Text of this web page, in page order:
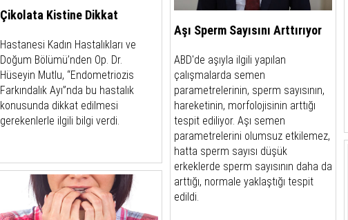
Çikolata Kistine Dikkat
Hastanesi Kadın Hastalıkları ve
Doğum Bölümü’nden Op. Dr.
Hüseyin Mutlu, “Endometriozis
Farkındalık Ayı”nda bu hastalık
konusunda dikkat edilmesi
gerekenlerle ilgili bilgi verdi.
Aşı Sperm Sayısını Arttırıyor
ABD'de aşıyla ilgili yapılan
çalışmalarda semen
parametrelerinin, sperm sayısının,
hareketinin, morfolojisinin arttığı
tespit ediliyor. Aşı semen
parametrelerini olumsuz etkilemez,
hatta sperm sayısı düşük
erkeklerde sperm sayısının daha da
arttığı, normale yaklaştığı tespit
edildi.